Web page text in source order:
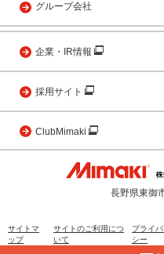
グループ会社
企業・IR情報
採用サイト
ClubMimaki
長野県東御
サイトマ
ップ
サイトのご利用につ
いて
プライ
シー